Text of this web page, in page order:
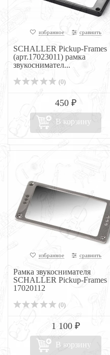
избранное сравнить
SCHALLER Pickup-Frames
(арт.17023011) рамка
звукоснимател...
(0)
450 ₽
В корзину
избранное сравнить
Рамка звукоснимателя
SCHALLER Pickup-Frames
17020112
(0)
1 100 ₽
В корзину